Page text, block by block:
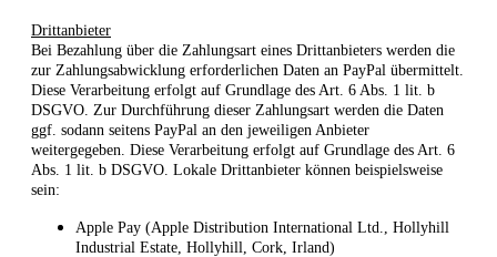
Drittanbieter
Bei Bezahlung über die Zahlungsart eines Drittanbieters werden die
zur Zahlungsabwicklung erforderlichen Daten an PayPal übermittelt.
Diese Verarbeitung erfolgt auf Grundlage des Art. 6 Abs. 1 lit. b
DSGVO. Zur Durchführung dieser Zahlungsart werden die Daten
ggf. sodann seitens PayPal an den jeweiligen Anbieter
weitergegeben. Diese Verarbeitung erfolgt auf Grundlage des Art. 6
Abs. 1 lit. b DSGVO. Lokale Drittanbieter können beispielsweise
sein:
Apple Pay (Apple Distribution International Ltd., Hollyhill
Industrial Estate, Hollyhill, Cork, Irland)